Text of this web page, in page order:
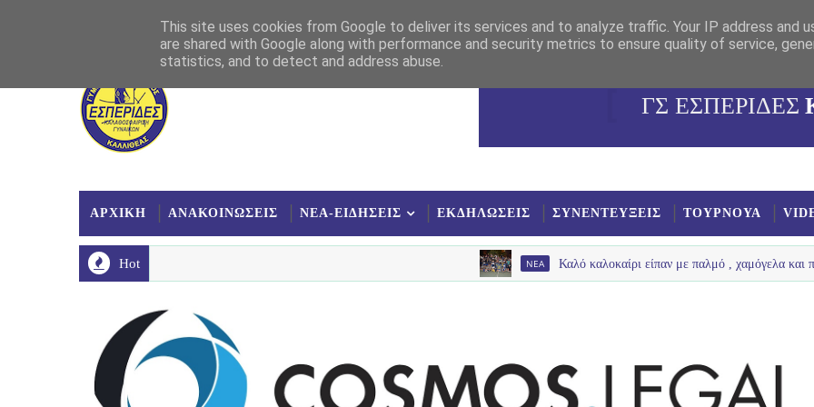
ΓΣ ΕΣΠΕΡΙΔΕΣ
ΑΡΧΙΚΗ ΑΝΑΚΟΙΝΩΣΕΙΣ ΝΕΑ-ΕΙΔΗΣΕΙΣ ΕΚΔΗΛΩΣΕΙΣ ΣΥΝΕΝΤΕΥΞΕΙΣ ΤΟΥΡΝΟΥΑ
Hot Καλό καλοκαίρι είπαν με παλμό , χαμόγελα και πολύ νερό τα
This site uses cookies from Google to deliver its services and to analyze traffic. Your IP address and
are shared with Google along with performance and security metrics to ensure quality of service,
statistics, and to detect and address abuse.